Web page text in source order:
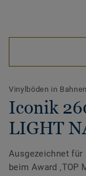
Vinylböden in Bahnen
Iconik
LIGHT
Ausgezeichnet für
beim Award ‚TOP